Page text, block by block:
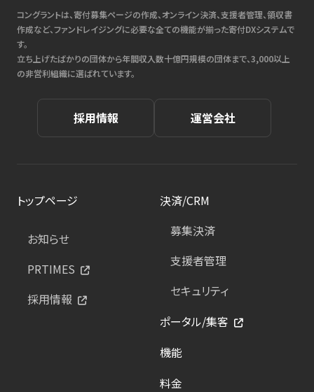
コングラントは、寄付募集ページの作成、オンライン決済、支援者管理、領収書
作成など、ファンドレイジングに必要な全ての機能が揃った寄付DXシステムで
す。
立ち上げたばかりの団体から年間収入数十億円規模の団体まで、3,000以上
の非営利組織に選ばれています。
採用情報 運営会社
トップページ
お知らせ
PRTIMES
採用情報
決済/CRM
募集決済
支援者管理
セキュリティ
ポータル/集客
機能
料金